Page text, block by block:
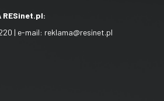
RESinet.pl:
| e-mail: reklama@resinet.pl